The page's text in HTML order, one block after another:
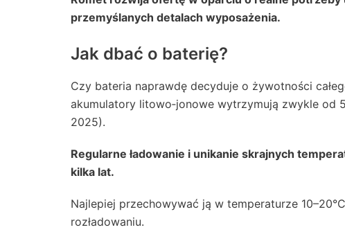
przemyślanych detalach wyposażenia.
Jak dbać o baterię?
Czy bateria naprawdę decyduje o żywotności
akumulatory litowo‑jonowe wytrzymują zwykle od
2025).
Regularne ładowanie i unikanie skrajnych
kilka lat.
Najlepiej przechowywać ją w temperaturze
rozładowaniu.